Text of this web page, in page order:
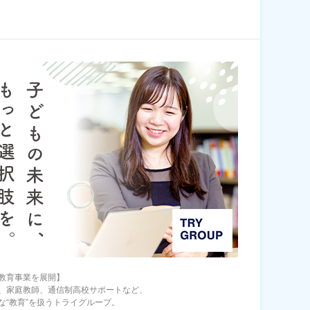
育事業を展開】
家庭教師、通信制高校サポートなど、
“教育”を扱うトライグループ。